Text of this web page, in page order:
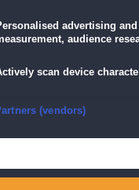
haben, spielten
advertising
audience
scan device
security, prevent
(vendors)